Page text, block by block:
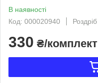
В наявності
Код: 000020940
Роздріб
330 ₴/комплект